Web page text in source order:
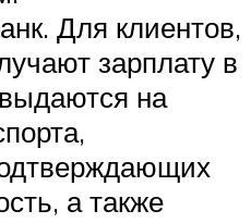
Для клиентов,
зарплату в
на
а также